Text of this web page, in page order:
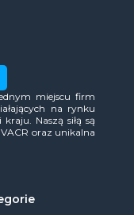
miejscu firm
na rynku
Naszą siłą są
oraz unikalna